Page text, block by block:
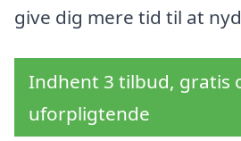
give dig mere tid til at
Indhent 3 tilbud, gratis
uforpligtende